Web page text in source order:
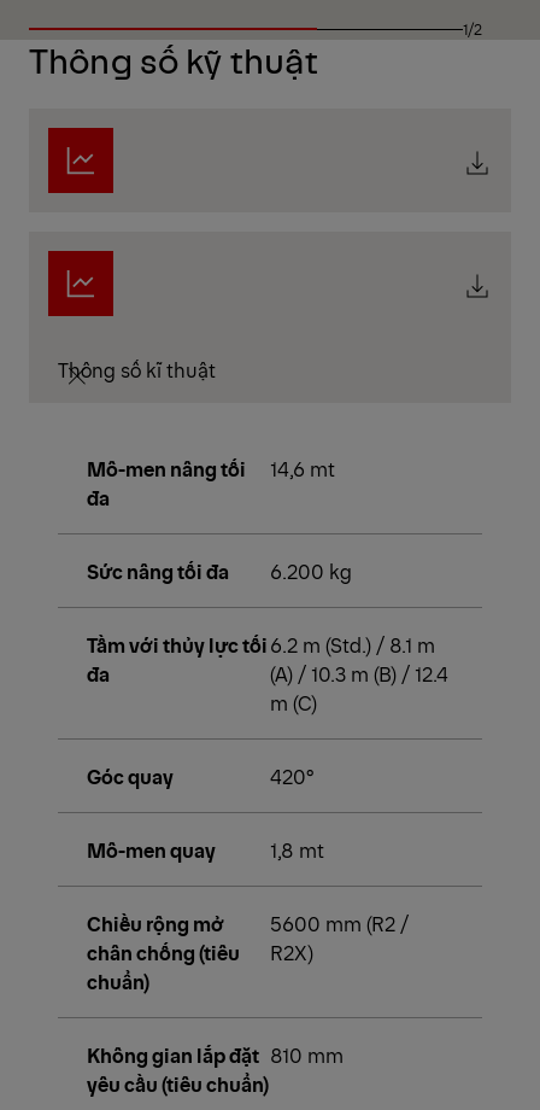
1/2
Thông số kỹ thuật
Thông số kĩ thuật
Mô-men nâng tối
đa
14,6 mt
Sức nâng tối đa 6.200 kg
Tầm với thủy lực tối
đa
6.2 m (Std.) / 8.1 m
(A) / 10.3 m (B) / 12.4
m (C)
Góc quay 420°
Mô-men quay 1,8 mt
Chiều rộng mở
chân chống (tiêu
chuẩn)
5600 mm (R2 /
R2X)
Không gian lắp đặt
yêu cầu (tiêu chuẩn)
810 mm